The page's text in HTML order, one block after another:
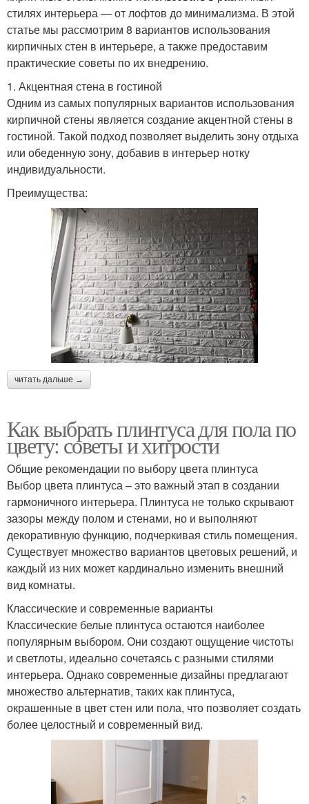
стилях интерьера — от лофтов до минимализма. В этой
статье мы рассмотрим 8 вариантов использования
кирпичных стен в интерьере, а также предоставим
практические советы по их внедрению.
1. Акцентная стена в гостиной
Одним из самых популярных вариантов использования
кирпичной стены является создание акцентной стены в
гостиной. Такой подход позволяет выделить зону отдыха
или обеденную зону, добавив в интерьер нотку
индивидуальности.
Преимущества:
читать дальше →
Как выбрать плинтуса для пола по
цвету: советы и хитрости
Общие рекомендации по выбору цвета плинтуса
Выбор цвета плинтуса – это важный этап в создании
гармоничного интерьера. Плинтуса не только скрывают
зазоры между полом и стенами, но и выполняют
декоративную функцию, подчеркивая стиль помещения.
Существует множество вариантов цветовых решений, и
каждый из них может кардинально изменить внешний
вид комнаты.
Классические и современные варианты
Классические белые плинтуса остаются наиболее
популярным выбором. Они создают ощущение чистоты
и светлоты, идеально сочетаясь с разными стилями
интерьера. Однако современные дизайны предлагают
множество альтернатив, таких как плинтуса,
окрашенные в цвет стен или пола, что позволяет создать
более целостный и современный вид.